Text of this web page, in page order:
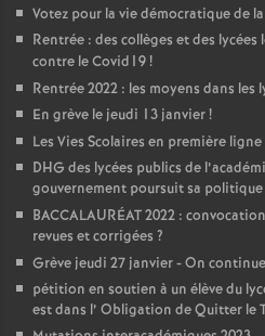
Votez pour la vie démocratique de
Rentrée : des collèges et des lycées
contre le Covid19!
Rentrée 2022 : les moyens dans les
En grève le jeudi 13 janvier!
Les Vies Scolaires en première ligne
DHG des lycées publics de
gouvernement poursuit sa
BACCALAURÉAT 2022 :
revues et corrigées ?
Grève jeudi 27 janvier - On
pétition en soutien à un élève du
est dans l’ Obligation de Quitter le